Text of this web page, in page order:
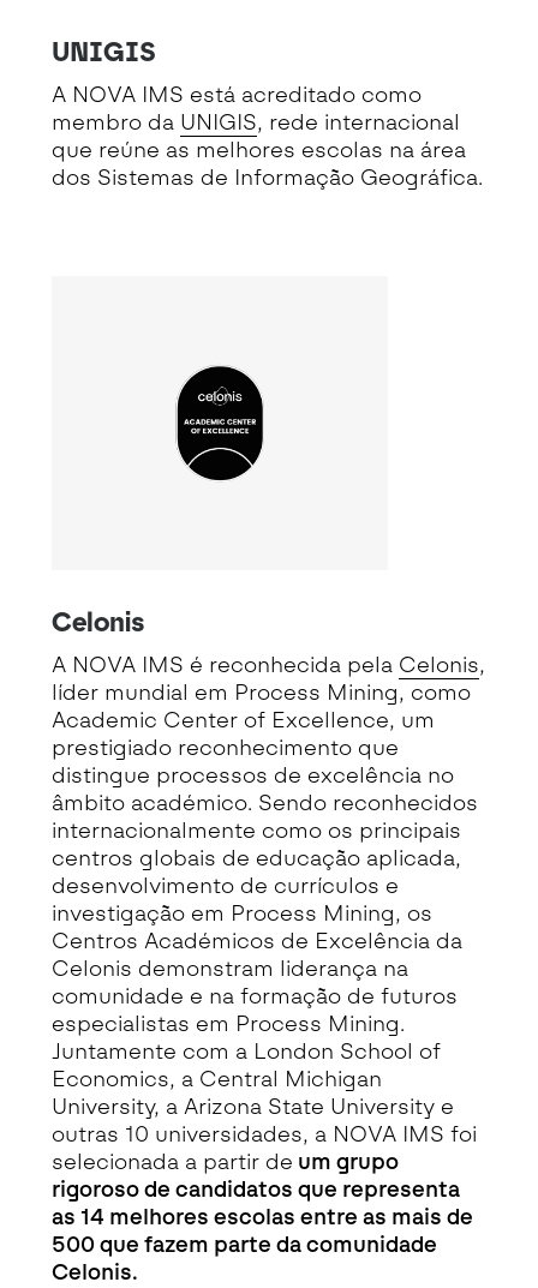
UNIGIS
A NOVA IMS está acreditado como
membro da UNIGIS, rede internacional
que reúne as melhores escolas na área
dos Sistemas de Informação Geográfica.
Celonis
A NOVA IMS é reconhecida pela Celonis,
líder mundial em Process Mining, como
Academic Center of Excellence, um
prestigiado reconhecimento que
distingue processos de excelência no
âmbito académico. Sendo reconhecidos
internacionalmente como os principais
centros globais de educação aplicada,
desenvolvimento de currículos e
investigação em Process Mining, os
Centros Académicos de Excelência da
Celonis demonstram liderança na
comunidade e na formação de futuros
especialistas em Process Mining.
Juntamente com a London School of
Economics, a Central Michigan
University, a Arizona State University e
outras 10 universidades, a NOVA IMS foi
selecionada a partir de um grupo
rigoroso de candidatos que representa
as 14 melhores escolas entre as mais de
500 que fazem parte da comunidade
Celonis.